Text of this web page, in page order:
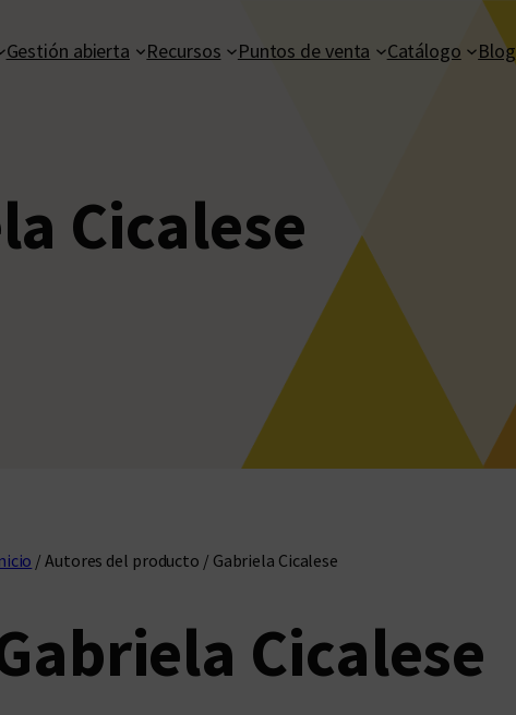
Gestión abierta Recursos Puntos de venta Catálogo Blog
Cicalese
/ Autores del producto / Gabriela Cicalese
Cicalese